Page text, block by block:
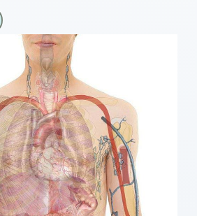
eine Seebestattung.